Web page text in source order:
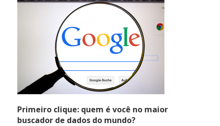
Primeiro clique: quem é você no maior
buscador de dados do mundo?